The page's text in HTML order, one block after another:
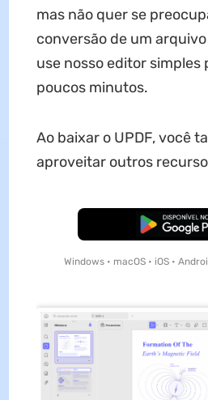
mas não quer se
conversão de um arquivo
use nosso editor simples
poucos minutos.
Ao baixar o UPDF, você
aproveitar outros
Baixar
Windows • macOS • iOS •